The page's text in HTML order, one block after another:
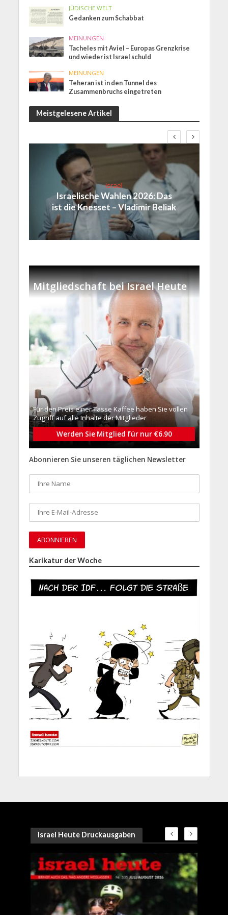
JÜDISCHE WELT
Gedanken zum Schabbat
MEINUNGEN
Tacheles mit Aviel – Europas Grenzkrise
und wieder ist Israel schuld
MEINUNGEN
Teheran ist in den Tunnel des
Zusammenbruchs eingetreten
Meistgelesene Artikel
Israel
Israelische Wahlen 2026: Das
ist die Knesset – Vladimir Beliak
Mitgliedschaft bei Israel Heute
Für den Preis einer Tasse Kaffee haben Sie vollen
Zugriff auf alle Inhalte der Mitglieder
Werden Sie Mitglied für nur €6.90
Abonnieren Sie unseren täglichen Newsletter
Karikatur der Woche
Israel Heute Druckausgaben